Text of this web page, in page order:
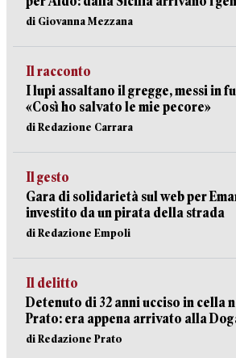
di Giovanna Mezzana
Il racconto
I lupi assaltano il gregge, messi in
«Così ho salvato le mie pecore»
di Redazione Carrara
Il gesto
Gara di solidarietà sul web per
investito da un pirata della strada
di Redazione Empoli
Il delitto
Detenuto di 32 anni ucciso in cella
Prato: era appena arrivato alla
di Redazione Prato